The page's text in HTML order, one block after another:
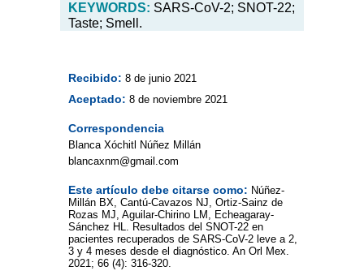
KEYWORDS: SARS-CoV-2; SNOT-22;
Taste; Smell.
Recibido: 8 de junio 2021
Aceptado: 8 de noviembre 2021
Correspondencia
Blanca Xóchitl Núñez Millán
blancaxnm@gmail.com
Este artículo debe citarse como: Núñez-
Millán BX, Cantú-Cavazos NJ, Ortiz-Sainz de
Rozas MJ, Aguilar-Chirino LM, Echeagaray-
Sánchez HL. Resultados del SNOT-22 en
pacientes recuperados de SARS-CoV-2 leve a 2,
3 y 4 meses desde el diagnóstico. An Orl Mex.
2021; 66 (4): 316-320.